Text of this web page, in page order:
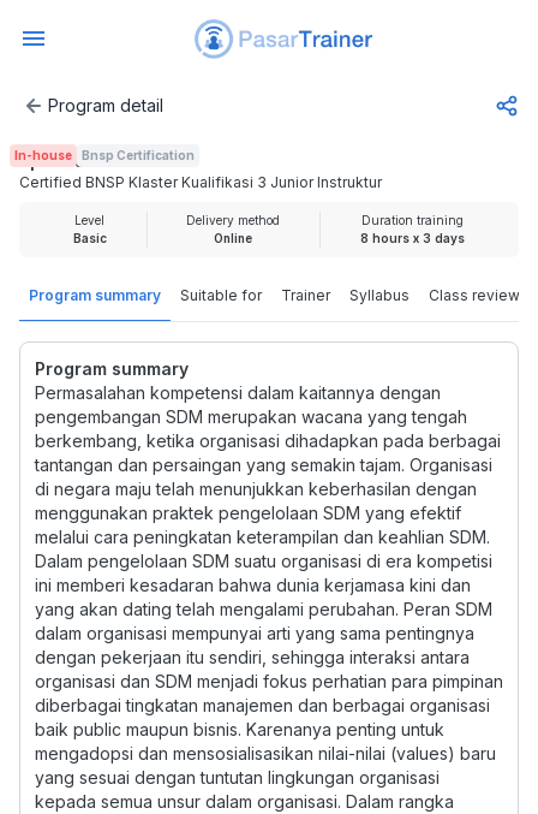
Certified BNSP Klaster Kualifikasi 3 Junior Instruktur
Program detail
Program summary Suitable for Trainer Syllabus Class review
Program summary
Permasalahan kompetensi dalam kaitannya dengan
pengembangan SDM merupakan wacana yang tengah
berkembang, ketika organisasi dihadapkan pada berbagai
tantangan dan persaingan yang semakin tajam. Organisasi
di negara maju telah menunjukkan keberhasilan dengan
menggunakan praktek pengelolaan SDM yang efektif
melalui cara peningkatan keterampilan dan keahlian SDM.
Dalam pengelolaan SDM suatu organisasi di era kompetisi
ini memberi kesadaran bahwa dunia kerjamasa kini dan
yang akan dating telah mengalami perubahan. Peran SDM
dalam organisasi mempunyai arti yang sama pentingnya
dengan pekerjaan itu sendiri, sehingga interaksi antara
organisasi dan SDM menjadi fokus perhatian para pimpinan
diberbagai tingkatan manajemen dan berbagai organisasi
baik public maupun bisnis. Karenanya penting untuk
mengadopsi dan mensosialisasikan nilai-nilai (values) baru
yang sesuai dengan tuntutan lingkungan organisasi
kepada semua unsur dalam organisasi. Dalam rangka
In-house Bnsp Certification
Certified BNSP Klaster Kualifikasi 3 Junior Instruktur
Rp 4.500.000
Level
Basic
Delivery method
Online
Duration training
8 hours x 3 days